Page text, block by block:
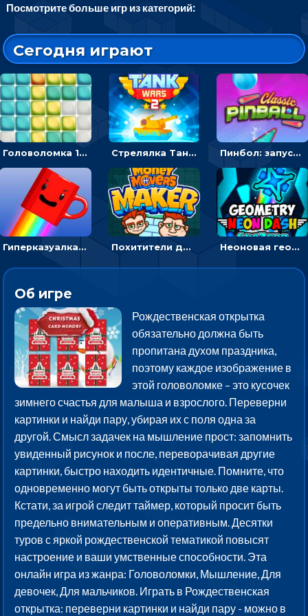
Посмотрите больше игр из категорий:
Сегодня играют
Головоломка 10х10 Стрелялка Танковые войны: бить по танку врага, чтобы уничтожить зло Пинбол: запускать шарик, чтобы выбивать очки
Гиперказуалка Летающая чашка кофе: двигаться и собирать кубики сахара Похитители денег: управляйте друзьями и соберите все мешки с долларами Неоновая геометрия: прыгай через препятствия и собирай шары
Об игре
Рождественская открытка
обязательно должна быть
пропитана духом праздника,
поэтому каждое изображение в
этой головоломке – это кусочек
зимнего счастья для малыша и взрослого. Переверни
картинки и найди пару, убирая их с поля одна за
другой. Смысл задачек на мышление прост: запомнить
увиденный рисунок и после, переворачивая другие
картинки, быстро находить идентичные. Помните, что
одновременно могут быть открыты только две карты.
Кстати, за игрой следит таймер, который просит быть
предельно внимательным и оперативным. Десятки
туров с яркой рождественской тематикой повысят
настроение и ваши умственные способности. Эта
онлайн игра из жанра: Головоломки, Мышление, Для
девочек, Для мальчиков. Играть в Рождественская
открытка: переверни картинки и найди пару - можно в